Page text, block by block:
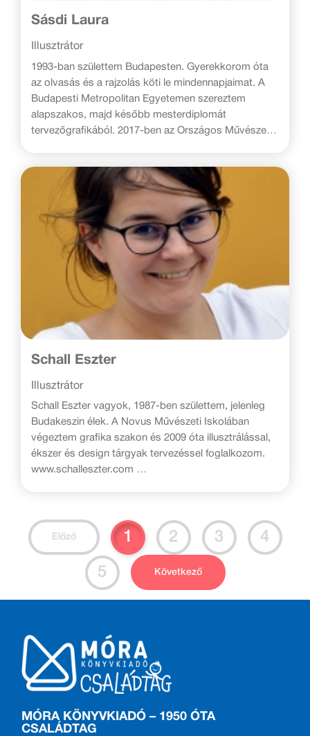
Sásdi Laura
Illusztrátor
1993-ban születtem Budapesten. Gyerekkorom óta
az olvasás és a rajzolás köti le mindennapjaimat. A
Budapesti Metropolitan Egyetemen szereztem
alapszakos, majd később mesterdiplomát
tervezőgrafikából. 2017-ben az Országos Művészeti
szabadúszó grafikusként és illusztrátorként
tevékenykedem.
Schall Eszter
Illusztrátor
Schall Eszter vagyok, 1987-ben születtem, jelenleg
Budakeszin élek. A Novus Művészeti Iskolában
végeztem grafika szakon és 2009 óta illusztrálással,
ékszer és design tárgyak tervezéssel foglalkozom.
www.schalleszter.com
festmény verseny
Előző 1 2 3 4
5 Következő
MÓRA KÖNYVKIADÓ – 1950 ÓTA
CSALÁDTAG